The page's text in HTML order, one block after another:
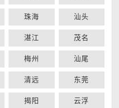
珠海 汕头
湛江 茂名
梅州 汕尾
清远 东莞
揭阳 云浮